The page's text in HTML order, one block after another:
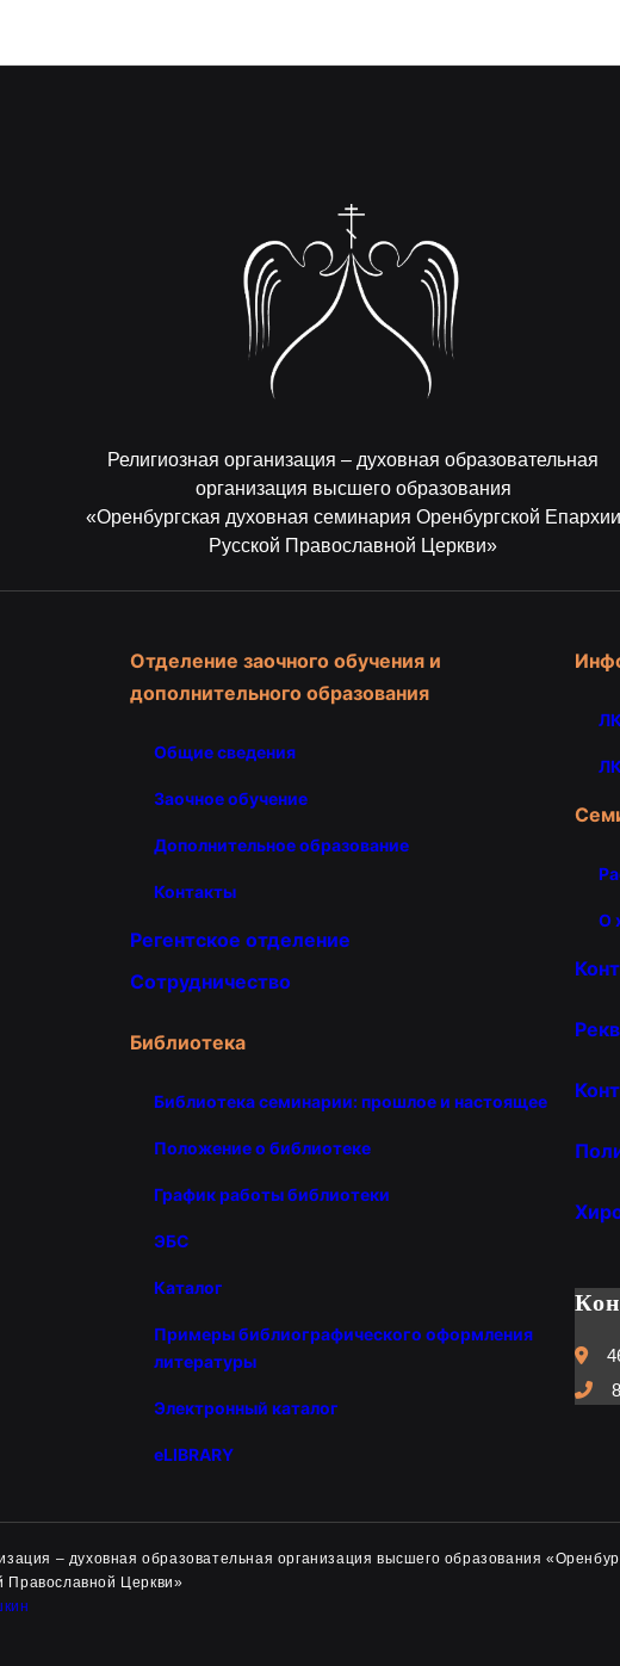
Религиозная организация – духовная образовательная
организация высшего образования
«Оренбургская духовная семинария Оренбургской Епархии
Русской Православной Церкви»
Отделение заочного обучения и
дополнительного образования
Общие сведения
Заочное обучение
Дополнительное образование
Контакты
Регентское отделение
Сотрудничество
Библиотека
Библиотека семинарии: прошлое и настоящее
Положение о библиотеке
График работы библиотеки
ЭБС
Каталог
Примеры библиографического оформления
литературы
Электронный каталог
eLIBRARY
О
– духовная образовательная организация высшего образования
Православной Церкви»